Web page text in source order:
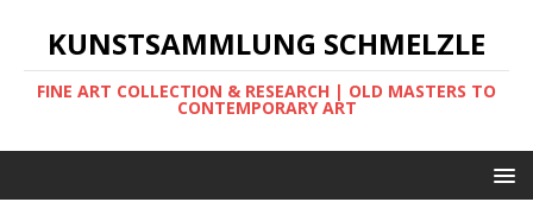
KUNSTSAMMLUNG SCHMELZLE
FINE ART COLLECTION & RESEARCH | OLD MASTERS TO
CONTEMPORARY ART